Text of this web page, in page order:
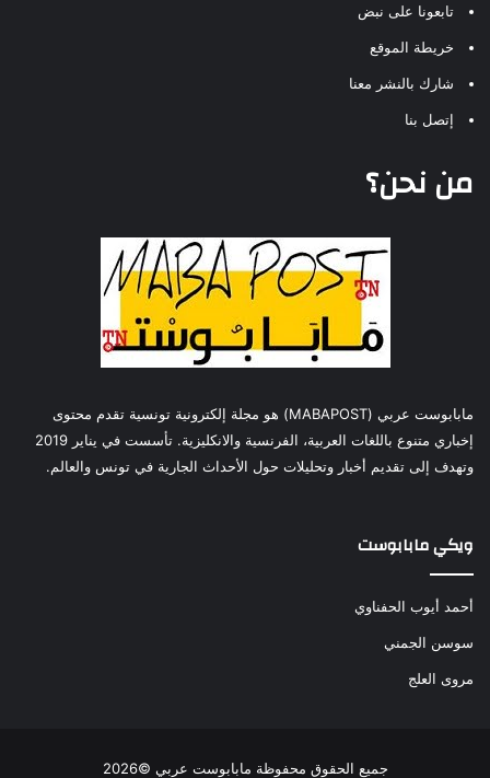
تابعونا على نبض
خريطة الموقع
شارك بالنشر معنا
إتصل بنا
من نحن؟
مابابوست عربي (MABAPOST) هو مجلة إلكترونية تونسية تقدم محتوى
إخباري متنوع باللغات العربية، الفرنسية والانكليزية. تأسست في يناير 2019
وتهدف إلى تقديم أخبار وتحليلات حول الأحداث الجارية في تونس والعالم.
ويكي مابابوست
أحمد أيوب الحفناوي
سوسن الجمني
مروى العلج
جميع الحقوق محفوظة مابابوست عربي ©2026